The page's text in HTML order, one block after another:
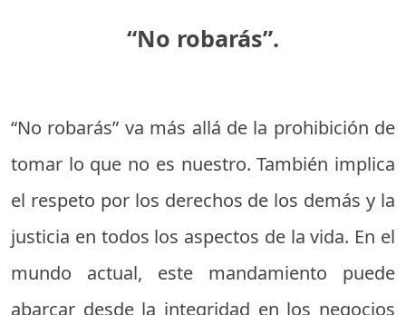
“No robarás”.
“No robarás” va más allá de la prohibición de
tomar lo que no es nuestro. También implica
el respeto por los derechos de los demás y la
justicia en todos los aspectos de la vida. En el
mundo actual, este mandamiento puede
abarcar desde la integridad en los negocios